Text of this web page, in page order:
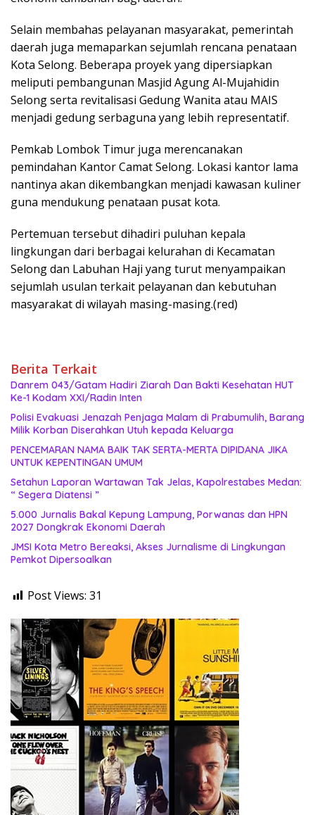
Selain membahas pelayanan masyarakat, pemerintah
daerah juga memaparkan sejumlah rencana penataan
Kota Selong. Beberapa proyek yang dipersiapkan
meliputi pembangunan Masjid Agung Al-Mujahidin
Selong serta revitalisasi Gedung Wanita atau MAIS
menjadi gedung serbaguna yang lebih representatif.
Pemkab Lombok Timur juga merencanakan
pemindahan Kantor Camat Selong. Lokasi kantor lama
nantinya akan dikembangkan menjadi kawasan kuliner
guna mendukung penataan pusat kota.
Pertemuan tersebut dihadiri puluhan kepala
lingkungan dari berbagai kelurahan di Kecamatan
Selong dan Labuhan Haji yang turut menyampaikan
sejumlah usulan terkait pelayanan dan kebutuhan
masyarakat di wilayah masing-masing.(red)
Berita Terkait
Danrem 043/Gatam Hadiri Ziarah Dan Bakti Kesehatan HUT
Ke-1 Kodam XXI/Radin Inten
Polisi Evakuasi Jenazah Penjaga Malam di Prabumulih, Barang
Milik Korban Diserahkan Utuh kepada Keluarga
PENCEMARAN NAMA BAIK TAK SERTA-MERTA DIPIDANA JIKA
UNTUK KEPENTINGAN UMUM
Setahun Laporan Wartawan Tak Jelas, Kapolrestabes Medan:
“ Segera Diatensi ”
5.000 Jurnalis Bakal Kepung Lampung, Porwanas dan HPN
2027 Dongkrak Ekonomi Daerah
JMSI Kota Metro Bereaksi, Akses Jurnalisme di Lingkungan
Pemkot Dipersoalkan
Post Views: 31